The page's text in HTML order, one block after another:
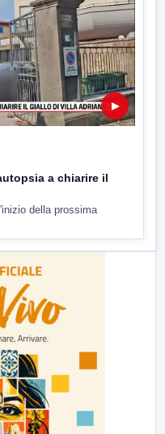
▶
a chiarire il
della prossima